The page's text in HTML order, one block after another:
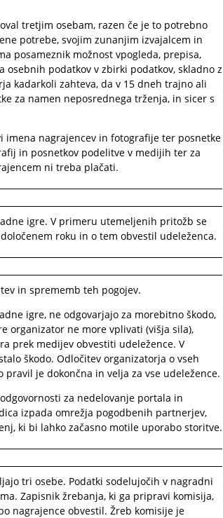
tretjim osebam, razen če je to potrebno
potrebe, svojim zunanjim izvajalcem in
posameznik možnost vpogleda, prepisa,
podatkov v zbirki podatkov, skladno z
kadarkoli zahteva, da v 15 dneh trajno ali
za namen neposrednega trženja, in sicer s
nagrajencev in fotografije ter posnetke
in posnetkov podelitve v medijih ter za
ni treba plačati.
igre. V primeru utemeljenih pritožb se
roku in o tem obvestil udeleženca.
in sprememb teh pogojev.
igre, ne odgovarjajo za morebitno škodo,
organizator ne more vplivati (višja sila),
prek medijev obvestiti udeležence. V
škodo. Odločitev organizatorja o vseh
je dokončna in velja za vse udeležence.
za nedelovanje portala in
izpada omrežja pogodbenih partnerjev,
ki bi lahko začasno motile uporabo storitve.
tri osebe. Podatki sodelujočih v nagradni
Zapisnik žrebanja, ki ga pripravi komisija,
nagrajence obvestil. Žreb komisije je